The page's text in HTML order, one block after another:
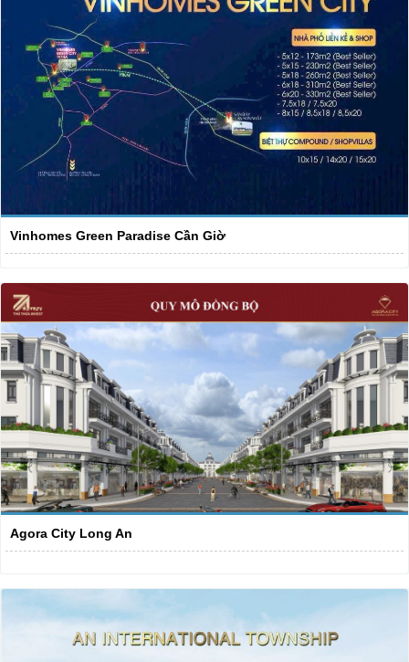
Vinhomes Green Paradise Cần Giờ
Agora City Long An